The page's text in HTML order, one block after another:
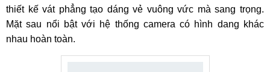
thiết kế vát phẳng tạo dáng vẻ vuông vức mà sang trọng.
Mặt sau nổi bật với hệ thống camera có hình dang khác
nhau hoàn toàn.